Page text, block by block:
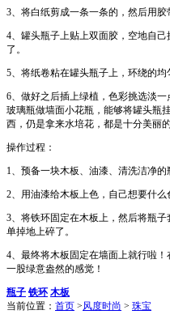
3、将白纸剪成一条一条的，然后用胶
4、罐头瓶子上贴上双面胶，空地自
了。
5、将纸卷粘在罐头瓶子上，环绕的
6、做好之后插上绿植，色彩挑选淡
玻璃瓶做墙面小花瓶，能够将罐头瓶
西，仍是拿来水培花，都是十分美丽
操作过程：
1、预备一块木板、油漆、清洗洁净的
2、用油漆给木板上色，自己想要什么
3、将铁环固定在木板上，然后将瓶
单掉地上碎了。
4、最终将木板固定在墙面上就行啦
一股绿意盎然的感觉！
瓶子 铁环 木板
当前位置： 首页 >风度时尚 > 珠宝